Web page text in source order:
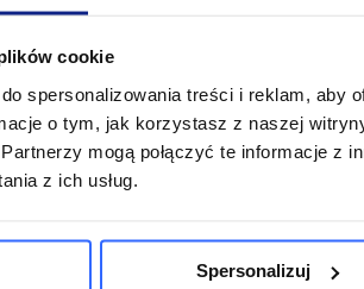
cookie
spersonalizowania treści i reklam, aby
o tym, jak korzystasz z naszej
mogą połączyć te informacje z
z ich usług.
Spersonalizuj
administrować,
także usługę
zgodności z przepisami
partnerem biznesowym Axence o
drużyna sprzedaży